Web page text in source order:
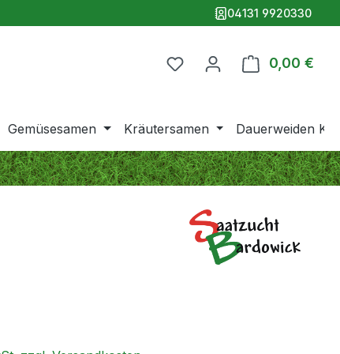
04131 9920330
0,00 €
Gemüsesamen Kräutersamen Dauerweiden